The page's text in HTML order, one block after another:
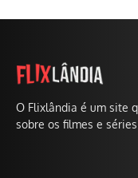
O Flixlândia é um site
sobre os filmes e